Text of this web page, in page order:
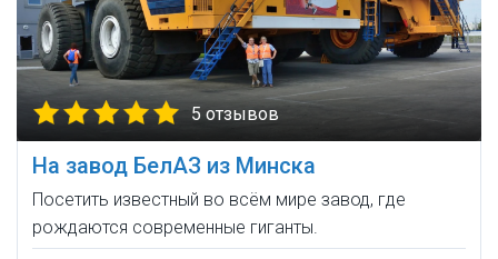
5 отзывов
На завод БелАЗ из Минска
Посетить известный во всём мире завод, где
рождаются современные гиганты.